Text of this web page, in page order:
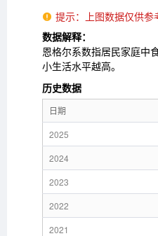
 提示：上图数据仅供参
数据解释：
恩格尔系数指居民家庭中
小生活水平越高。
历史数据
日期
2025
2024
2023
2022
2021